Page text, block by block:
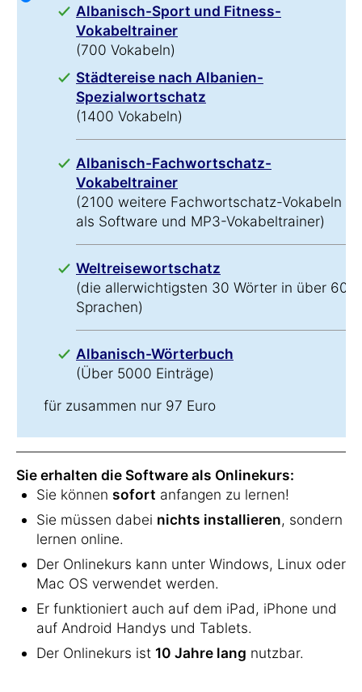
Albanisch-Sport und Fitness-
Vokabeltrainer
(700 Vokabeln)
Städtereise nach Albanien-
Spezialwortschatz
(1400 Vokabeln)
Albanisch-Fachwortschatz-
Vokabeltrainer
(2100 weitere Fachwortschatz-Vokabeln
als Software und MP3-Vokabeltrainer)
Weltreisewortschatz
(die allerwichtigsten 30 Wörter in über 60
Sprachen)
Albanisch-Wörterbuch
(Über 5000 Einträge)
für zusammen nur 97 Euro
Sie erhalten die Software als Onlinekurs:
Sie können sofort anfangen zu lernen!
Sie müssen dabei nichts installieren, sondern
lernen online.
Der Onlinekurs kann unter Windows, Linux oder
Mac OS verwendet werden.
Er funktioniert auch auf dem iPad, iPhone und
auf Android Handys und Tablets.
Der Onlinekurs ist 10 Jahre lang nutzbar.